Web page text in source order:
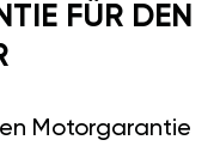
FÜR DEN
Motorgarantie